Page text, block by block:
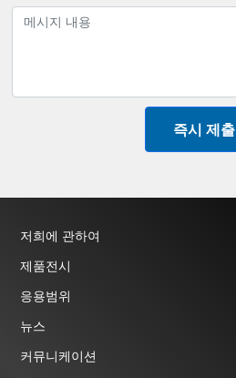
즉시 제출
저희에 관하여
제품전시
응용범위
뉴스
커뮤니케이션